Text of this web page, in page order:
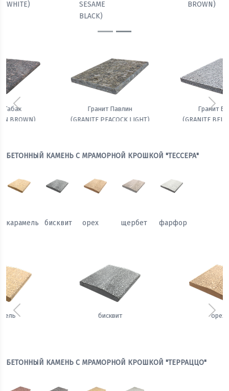
LIGHT)
SESAME
(GRANITE BELLA WHITE)
Амфиболит гранатовый
Предыдущий
БЕТОННЫЙ КАМЕНЬ С МРАМОРНОЙ КРОШКОЙ "ТЕССЕРА"
карамель бисквит орех щербет фарфор
Предыдущий
БЕТОННЫЙ КАМЕНЬ С МРАМОРНОЙ КРОШКОЙ "ТЕРРАЦЦО"